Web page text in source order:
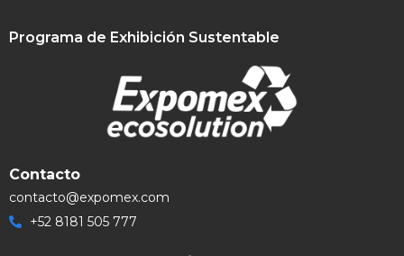
Programa de Exhibición Sustentable
Contacto
contacto@expomex.com
+52 8181 505 777